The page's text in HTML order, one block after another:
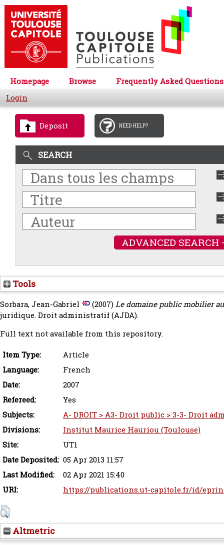
Homepage Browse
Frequently Asked Questions
Login
Deposit NEED HELP?
SEARCH
ADVANCED SEARCH
Tools
Sorbara, Jean-Gabriel (2007)Le domaine public mobilier
juridique. Droit administratif (AJDA).
Full text not available from this repository.
Item Type:
Article
Language:
French
Date:
2007
Refereed:
Yes
Subjects:
A- DROIT > A3- Droit public > 3-3- Droit
Divisions:
Institut Maurice Hauriou (Toulouse)
Site:
UT1
Date Deposited: 05 Apr 2013 11:57
Last Modified:
02 Apr 2021 15:40
URI:
https://publications.ut-capitole.fr/id/
Altmetric